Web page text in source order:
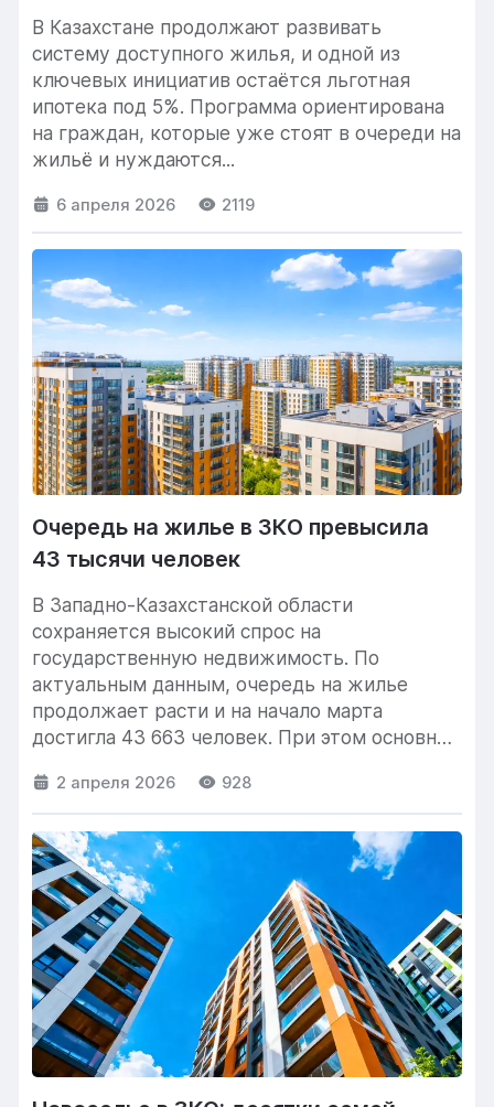
В Казахстане продолжают развивать
систему доступного жилья, и одной из
ключевых инициатив остаётся льготная
ипотека под 5%. Программа ориентирована
на граждан, которые уже стоят в очереди на
жильё и нуждаются...
6 апреля 2026 2119
Очередь на жилье в ЗКО превысила
43 тысячи человек
В Западно-Казахстанской области
сохраняется высокий спрос на
государственную недвижимость. По
актуальным данным, очередь на жилье
продолжает расти и на начало марта
достигла 43 663 человек. При этом основная
2 апреля 2026 928